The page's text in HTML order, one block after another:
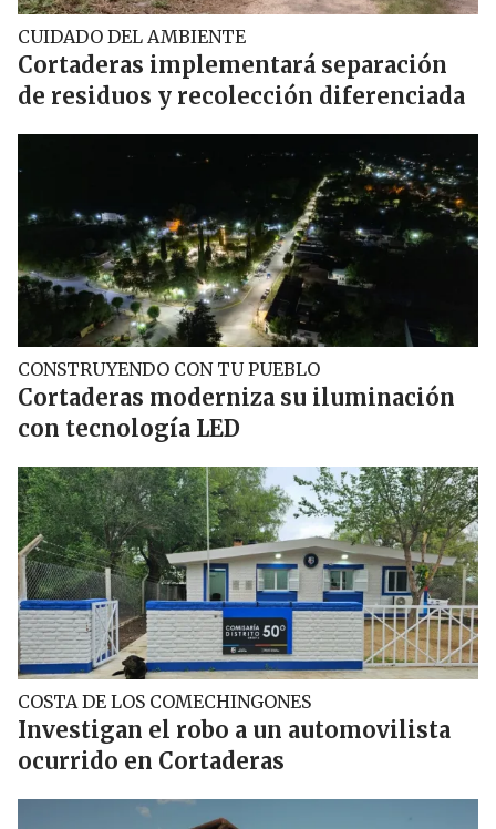
CUIDADO DEL AMBIENTE
Cortaderas implementará separación
de residuos y recolección diferenciada
CONSTRUYENDO CON TU PUEBLO
Cortaderas moderniza su iluminación
con tecnología LED
COSTA DE LOS COMECHINGONES
Investigan el robo a un automovilista
ocurrido en Cortaderas